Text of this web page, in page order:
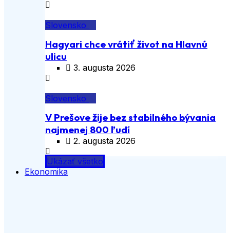
Slovensko
Hagyari chce vrátiť život na Hlavnú
ulicu
3. augusta 2026
Slovensko
V Prešove žije bez stabilného bývania
najmenej 800 ľudí
2. augusta 2026
Ukázať všetko
Ekonomika